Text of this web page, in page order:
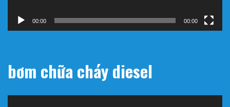
00:00 00:00
bơm chữa cháy diesel